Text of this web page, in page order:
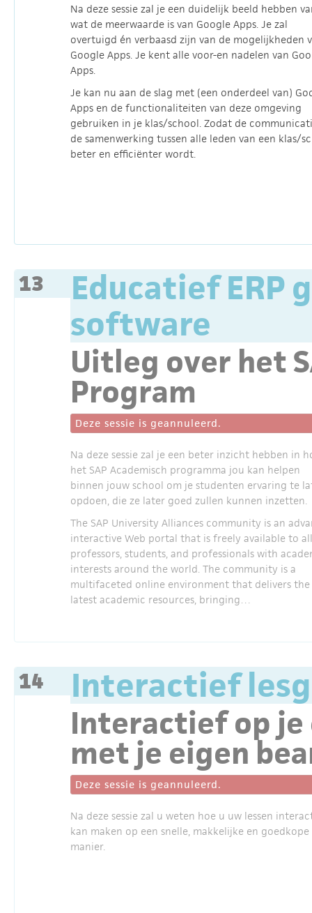
Na deze sessie zal je een duidelijk beeld hebben
wat de meerwaarde is van Google Apps. Je zal
overtuigd én verbaasd zijn van de mogelijkheden
Google Apps. Je kent alle voor-en nadelen van
Apps.
Je kan nu aan de slag met (een onderdeel van)
Apps en de functionaliteiten van deze omgeving
gebruiken in je klas/school. Zodat de
de samenwerking tussen alle leden van een klas/
beter en efficiënter wordt.
13
Educatief ERP
software
Uitleg over het
Program
Deze sessie is geannuleerd.
Na deze sessie zal je een beter inzicht hebben in
het SAP Academisch programma jou kan helpen
binnen jouw school om je studenten ervaring te
opdoen, die ze later goed zullen kunnen inzetten.
The SAP University Alliances community is an
interactive Web portal that is freely available to all
professors, students, and professionals with
interests around the world. The community is a
multifaceted online environment that delivers the
latest academic resources, bringing…
14 Interactief
Interactief op je
met je eigen
Deze sessie is geannuleerd.
Na deze sessie zal u weten hoe u uw lessen
kan maken op een snelle, makkelijke en goedkope
manier.